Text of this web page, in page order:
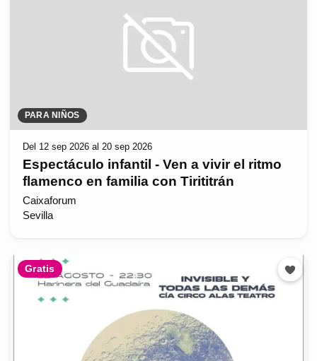
PARA NIÑOS
Del 12 sep 2026 al 20 sep 2026
Espectáculo infantil - Ven a vivir el ritmo
flamenco en familia con Tirititrán
Caixaforum
Sevilla
Gratis